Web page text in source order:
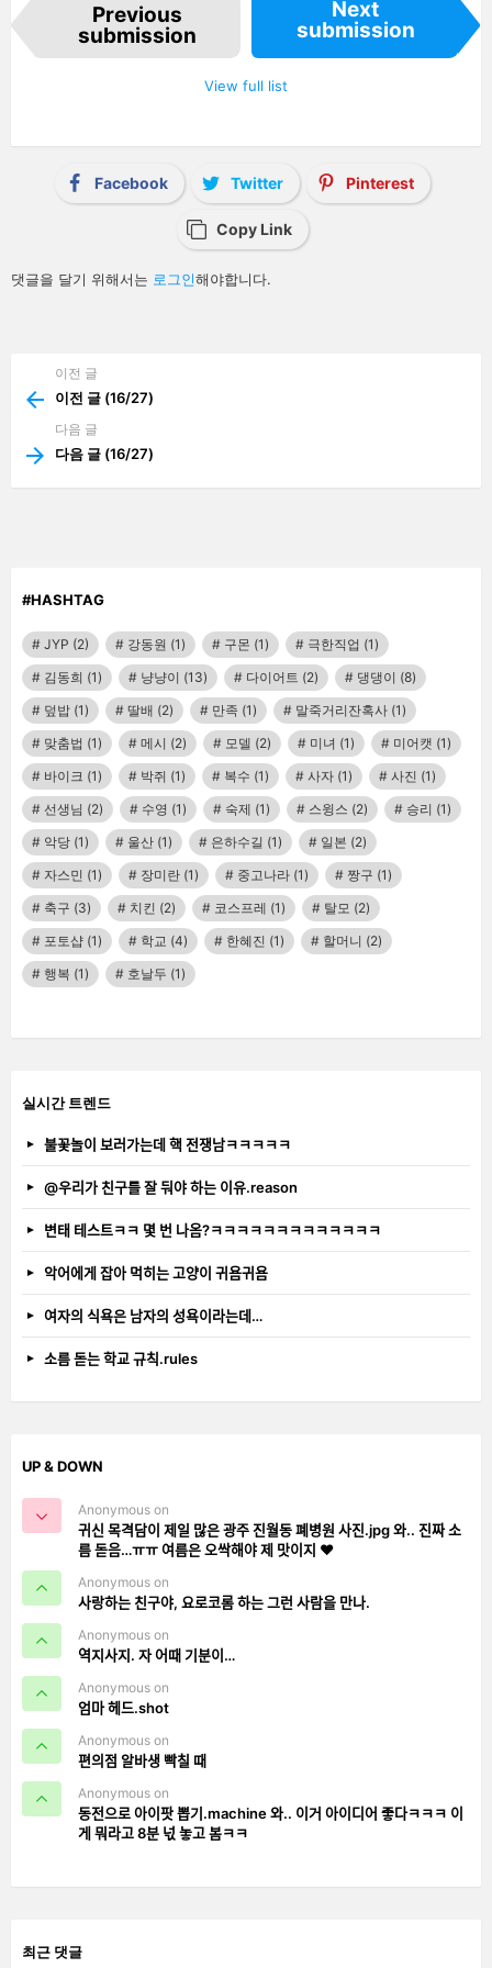
t
m
Previous
submission
Next
submission
View full list
Facebook Twitter Pinterest
Copy Link
답
글
댓글을 달기 위해서는 로그인해야합니다.
more
이전 글
이전 글 (16/27)
다음 글
다음 글 (16/27)
#HASHTAG
JYP (2) 강동원 (1) 구몬 (1) 극한직업 (1)
김동희 (1) 냥냥이 (13) 다이어트 (2) 댕댕이 (8)
덮밥 (1) 딸배 (2) 만족 (1) 말죽거리잔혹사 (1)
맞춤법 (1) 메시 (2) 모델 (2) 미녀 (1) 미어캣 (1)
바이크 (1) 박쥐 (1) 복수 (1) 사자 (1) 사진 (1)
선생님 (2) 수영 (1) 숙제 (1) 스윙스 (2) 승리 (1)
악당 (1) 울산 (1) 은하수길 (1) 일본 (2)
자스민 (1) 장미란 (1) 중고나라 (1) 짱구 (1)
축구 (3) 치킨 (2) 코스프레 (1) 탈모 (2)
포토샵 (1) 학교 (4) 한혜진 (1) 할머니 (2)
행복 (1) 호날두 (1)
실시간 트렌드
불꽃놀이 보러가는데 핵 전쟁남ㅋㅋㅋㅋㅋ
@우리가 친구를 잘 둬야 하는 이유.reason
변태 테스트ㅋㅋ 몇 번 나옴?ㅋㅋㅋㅋㅋㅋㅋㅋㅋㅋㅋㅋㅋ
악어에게 잡아 먹히는 고양이 귀욤귀욤
여자의 식욕은 남자의 성욕이라는데…
소름 돋는 학교 규칙.rules
UP & DOWN
Anonymous on
귀신 목격담이 제일 많은 광주 진월동 폐병원 사진.jpg 와.. 진짜 소
름 돋음…ㅠㅠ 여름은 오싹해야 제 맛이지 ❤️
Anonymous on
사랑하는 친구야, 요로코롬 하는 그런 사람을 만나.
Anonymous on
역지사지. 자 어때 기분이…
Anonymous on
엄마 헤드.shot
Anonymous on
편의점 알바생 빡칠 때
Anonymous on
동전으로 아이팟 뽑기.machine 와.. 이거 아이디어 좋다ㅋㅋㅋ 이
게 뭐라고 8분 넋 놓고 봄ㅋㅋ
최근 댓글